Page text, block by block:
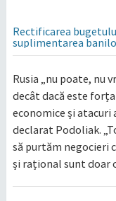
Rectificarea
suplimentarea
Rusia „nu poate, nu
decât dacă este
economice și
declarat Podoliak.
să purtăm negocieri
și rațional sunt doar